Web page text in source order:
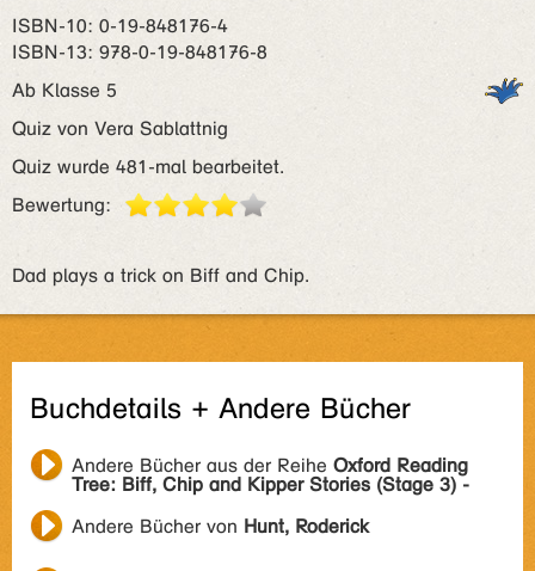
ISBN‑10: 0-19-848176-4
ISBN‑13: 978-0-19-848176-8
Ab Klasse 5
Quiz von Vera Sablattnig
Quiz wurde 481-mal bearbeitet.
Bewertung:
Dad plays a trick on Biff and Chip.
Buchdetails + Andere Bücher
Andere Bücher aus der Reihe Oxford Reading
Tree: Biff, Chip and Kipper Stories (Stage 3) -
Andere Bücher von Hunt, Roderick